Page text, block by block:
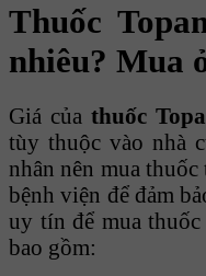
Thuốc
nhiêu? Mua
Giá của thuốc
tùy thuộc vào nhà
nhân nên mua thuốc
bệnh viện để đảm
uy tín để mua
bao gồm: